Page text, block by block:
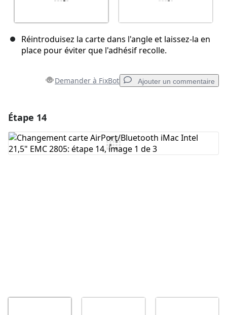
Réintroduisez la carte dans l'angle et laissez-la en
place pour éviter que l'adhésif recolle.
Demander à FixBot Ajouter un commentaire
Ajouter un commentaire
Étape 14